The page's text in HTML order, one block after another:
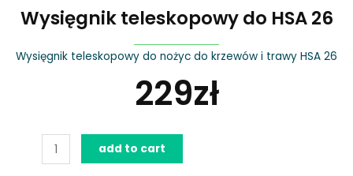
Wysięgnik teleskopowy do HSA 26
Wysięgnik teleskopowy do nożyc do krzewów i trawy HSA 26
229zł
Wysięgnik
teleskopowy
add to cart